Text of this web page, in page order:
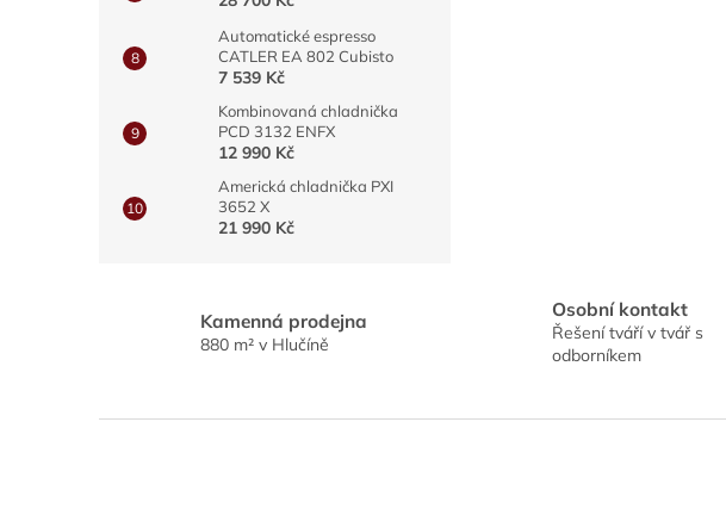
Automatické espresso
CATLER EA 802 Cubisto
7 539 Kč
Kombinovaná chladnička
PCD 3132 ENFX
12 990 Kč
Americká chladnička PXI
3652 X
21 990 Kč
Kamenná prodejna
880 m² v Hlučíně
Osobní kontakt
Řešení tváří v tvář s
odborníkem